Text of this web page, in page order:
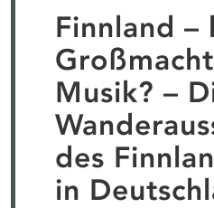
Finnland –
Musik? –
des
in